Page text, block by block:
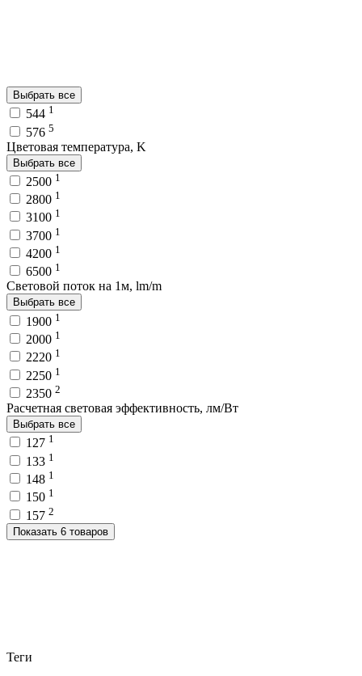
Выбрать все
544 1
576 5
Цветовая температура, K
Выбрать все
2500 1
2800 1
3100 1
3700 1
4200 1
6500 1
Световой поток на 1м, lm/m
Выбрать все
1900 1
2000 1
2220 1
2250 1
2350 2
Расчетная световая эффективность, лм/Вт
Выбрать все
127 1
133 1
148 1
150 1
157 2
Показать 6 товаров
Теги